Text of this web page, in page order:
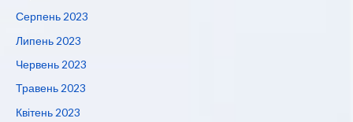
Серпень 2023
Липень 2023
Червень 2023
Травень 2023
Квітень 2023